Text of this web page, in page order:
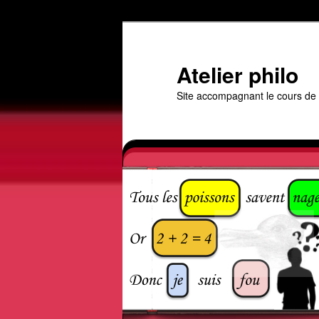
Atelier philo
Site accompagnant le cours